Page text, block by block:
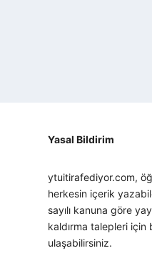
Yasal Bildirim
ytuitirafediyor.com,
herkesin içerik
sayılı kanuna göre
kaldırma talepleri
ulaşabilirsiniz.